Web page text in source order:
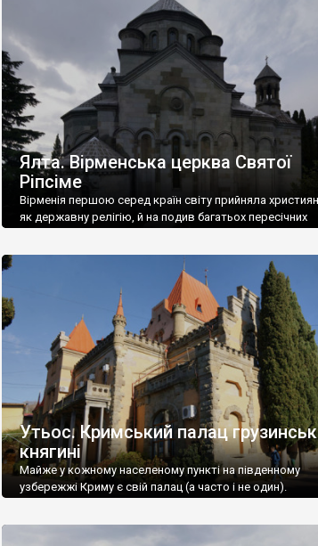
називаються «повстяками» (postaki)…” “Вино. Крим
виробляє відмінне вино і його вдосталь: воно все
легке біле і дуже […]
Ялта. Вірменська церква Святої
Ріпсіме
Вірменія першою серед країн світу прийняла
як державну релігію, й на подив багатьох пересічних
Утьос. Кримський палац
княгині
Майже у кожному населеному пункті на південному
узбережжі Криму є свій палац (а часто і не один).